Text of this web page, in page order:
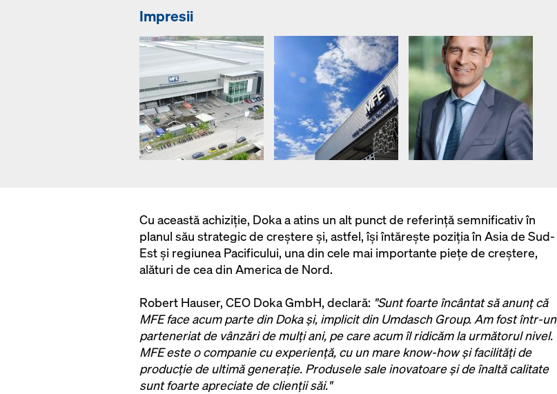
Impresii
Cu această achiziție, Doka a atins un alt punct de referință semnificativ în
planul său strategic de creștere și, astfel, își întărește poziția în Asia de Sud-
Est și regiunea Pacificului, una din cele mai importante piețe de creștere,
alături de cea din America de Nord.
Robert Hauser, CEO Doka GmbH, declară: "Sunt foarte încântat să anunț că
MFE face acum parte din Doka și, implicit din Umdasch Group. Am fost într-un
parteneriat de vânzări de mulți ani, pe care acum îl ridicăm la următorul nivel.
MFE este o companie cu experiență, cu un mare know-how și facilități de
producție de ultimă generație. Produsele sale inovatoare și de înaltă calitate
sunt foarte apreciate de clienții săi."